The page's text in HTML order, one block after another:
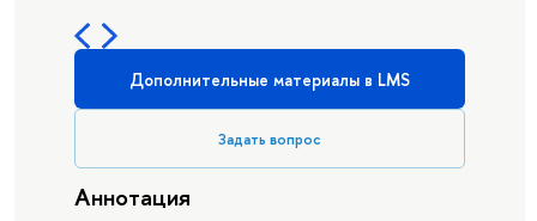
Дополнительные материалы в LMS
Задать вопрос
Аннотация